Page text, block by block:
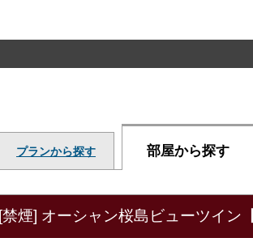
プランから探す 部屋から探す
[禁煙] オーシャン桜島ビューツイン